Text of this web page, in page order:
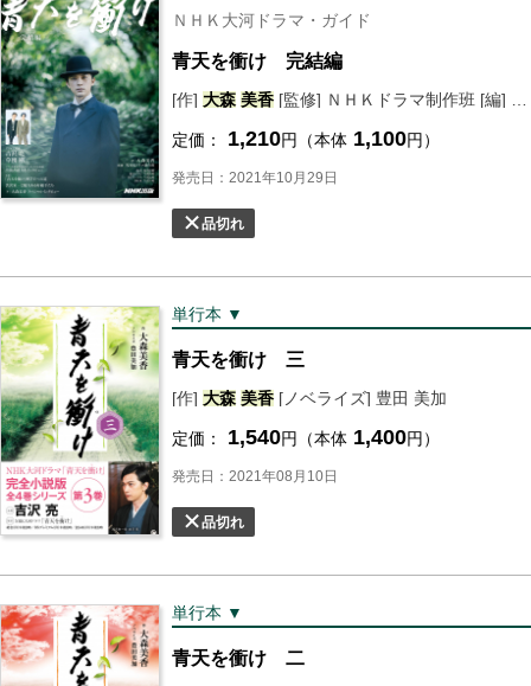
ＮＨＫ大河ドラマ・ガイド
青天を衝け 完結編
[作] 大森 美香 [監修] ＮＨＫドラマ制作班 [編] ＮＨＫ出版
定価： 1,210円（本体 1,100円）
発売日：2021年10月29日
品切れ
単行本 ▼
青天を衝け 三
[作] 大森 美香 [ノベライズ] 豊田 美加
定価： 1,540円（本体 1,400円）
発売日：2021年08月10日
品切れ
単行本 ▼
青天を衝け 二